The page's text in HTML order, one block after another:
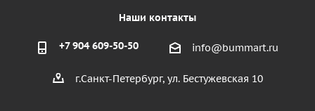
Наши контакты
+7 904 609-50-50 info@bummart.ru
г.Санкт-Петербург, ул. Бестужевская 10